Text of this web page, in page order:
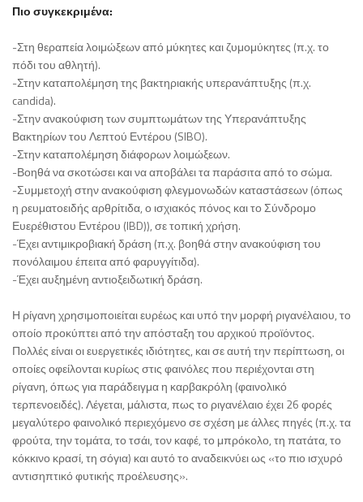
Πιο συγκεκριμένα:
-Στη θεραπεία λοιμώξεων από μύκητες και ζυμομύκητες (π.χ. το
πόδι του αθλητή).
-Στην καταπολέμηση της βακτηριακής υπερανάπτυξης (π.χ.
candida).
-Στην ανακούφιση των συμπτωμάτων της Υπερανάπτυξης
Βακτηρίων του Λεπτού Εντέρου (SIBO).
-Στην καταπολέμηση διάφορων λοιμώξεων.
-Βοηθά να σκοτώσει και να αποβάλει τα παράσιτα από το σώμα.
-Συμμετοχή στην ανακούφιση φλεγμονωδών καταστάσεων (όπως
η ρευματοειδής αρθρίτιδα, ο ισχιακός πόνος και το Σύνδρομο
Ευερέθιστου Εντέρου (IBD)), σε τοπική χρήση.
-Έχει αντιμικροβιακή δράση (π.χ. βοηθά στην ανακούφιση του
πονόλαιμου έπειτα από φαρυγγίτιδα).
-Έχει αυξημένη αντιοξειδωτική δράση.
Η ρίγανη χρησιμοποιείται ευρέως και υπό την μορφή ριγανέλαιου, το
οποίο προκύπτει από την απόσταξη του αρχικού προϊόντος.
Πολλές είναι οι ευεργετικές ιδιότητες, και σε αυτή την περίπτωση, οι
οποίες οφείλονται κυρίως στις φαινόλες που περιέχονται στη
ρίγανη, όπως για παράδειγμα η καρβακρόλη (φαινολικό
τερπενοειδές). Λέγεται, μάλιστα, πως το ριγανέλαιο έχει 26 φορές
μεγαλύτερο φαινολικό περιεχόμενο σε σχέση με άλλες πηγές (π.χ. τα
φρούτα, την τομάτα, το τσάι, τον καφέ, το μπρόκολο, τη πατάτα, το
κόκκινο κρασί, τη σόγια) και αυτό το αναδεικνύει ως «το πιο ισχυρό
αντισηπτικό φυτικής προέλευσης».